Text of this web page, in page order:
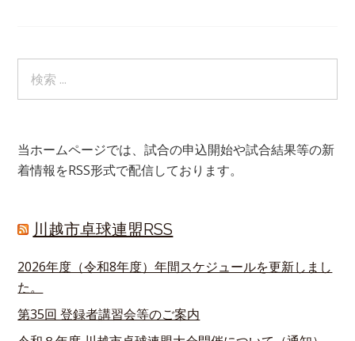
当ホームページでは、試合の申込開始や試合結果等の新
着情報をRSS形式で配信しております。
川越市卓球連盟RSS
2026年度（令和8年度）年間スケジュールを更新しまし
た。
第35回 登録者講習会等のご案内